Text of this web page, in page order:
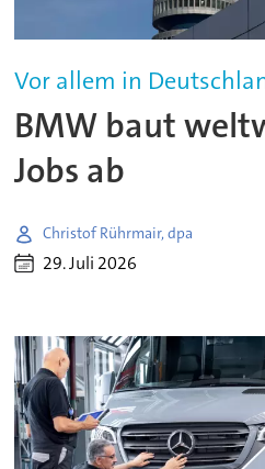
Vor allem in
BMW baut
Jobs ab
Christof Rührmair, dpa
29. Juli 2026